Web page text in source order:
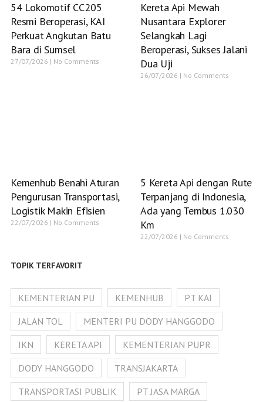
54 Lokomotif CC205
Resmi Beroperasi, KAI
Perkuat Angkutan Batu
Bara di Sumsel
27/07/2026 No Comments
Kereta Api Mewah
Nusantara Explorer
Selangkah Lagi
Beroperasi, Sukses Jalani
Dua Uji
26/07/2026 No Comments
Kemenhub Benahi Aturan
Pengurusan Transportasi,
Logistik Makin Efisien
22/07/2026 No Comments
5 Kereta Api dengan Rute
Terpanjang di Indonesia,
Ada yang Tembus 1.030
Km
22/07/2026 No Comments
TOPIK TERFAVORIT
KEMENTERIAN PU KEMENHUB
PT KAI
JALAN TOL
MENTERI PU DODY HANGGODO
IKN
KERETA API
KEMENTERIAN PUPR
DODY HANGGODO
TRANSJAKARTA
TRANSPORTASI PUBLIK
PT JASA MARGA